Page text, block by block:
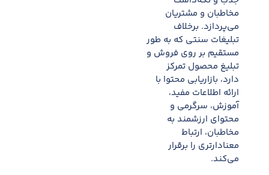
مخاطبان و مشتریان
می‌پردازد. برخلاف
تبلیغات سنتی که به طور
مستقیم بر روی فروش و
تبلیغ محصول تمرکز
دارد، بازاریابی محتوا با
ارائه اطلاعات مفید،
آموزش، سرگرمی و
محتوای ارزشمند به
مخاطبان، ارتباط
معنادارتری را برقرار
می‌کند.